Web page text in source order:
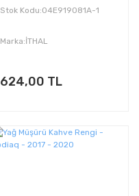
Stok Kodu:04E919081A-1
Marka:İTHAL
624,00 TL